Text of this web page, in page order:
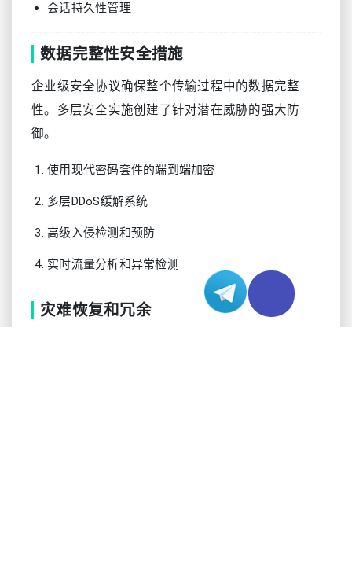
会话持久性管理
数据完整性安全措施
企业级安全协议确保整个传输过程中的数据完整
性。多层安全实施创建了针对潜在威胁的强大防
御。
使用现代密码套件的端到端加密
多层DDoS缓解系统
高级入侵检测和预防
实时流量分析和异常检测
灾难恢复和冗余